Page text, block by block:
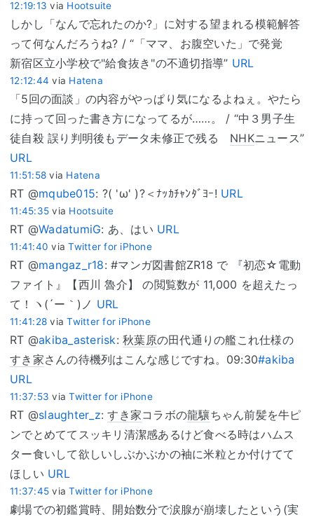
12:19:13 via Hootsuite
しかし「なんで忘れたのか?」に対する望まれる模範解答
って何なんだろうね? / “「ママ、お腹空いた」で発覚
新宿区立小学校で"給食抜き"の不適切指導” URL
12:12:44 via Hatena
「5回の面談」の内容がやっぱり気になるよねぇ。やたら
に持って回った書き方になってるが……。 / “中３男子生
徒自殺 誤り判明後もデータ未修正で残る NHKニュース”
URL
11:51:58 via Hatena
RT @mqube015: ?( 'ω' )?＜ﾅｯｶﾁｬﾝﾀﾞﾖｰ! URL
11:45:35 via Hootsuite
RT @WadatumiG: あ、はい URL
11:41:40 viaTwitter for iPhone
RT @mangaz_r18: #マンガ図書館ZR18 で 『初恋☆電動
ファイト』【西川 魯介】 の閲覧数が 11,000 を超えたっ
て！ヽ(´ー｀)ノ URL
11:41:28 viaTwitter for iPhone
RT @akiba_asterisk: 秋葉原の田代通りの艦これ仕様の
すき家さんの待機列はこんな感じですね。09:30#akiba
URL
11:37:53 viaTwitter for iPhone
RT @slaughter_z:すき家コラボの龍驤ちゃん前髪を牛ピ
ンでとめててスッキリ清潔感あるけど食べる時はハムス
ター食いして欲しいしぶかぶかの袖に米粒とか付けてて
ほしい URL
11:37:45 viaTwitter for iPhone
劇場での初鑑賞時、開始数分で涙腺が崩壊したという(実